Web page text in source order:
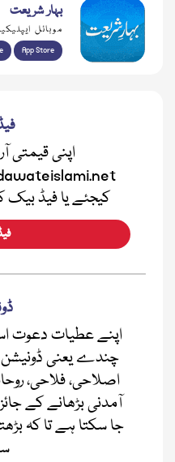
بہار شریعت
موبائل
App Store
اپنی قیمتی
کیجئے یا فیڈ
اپنے عطیات دعوت
چندے یعنی ڈونیشن
اصلاحی، فلاحی،
آمدنی بڑھانے کے
جا سکتا ہے تا کہ